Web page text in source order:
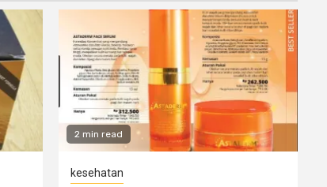
2 min read
kesehatan